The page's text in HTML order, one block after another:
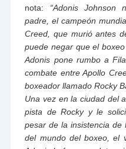
nota: “Adonis Johnson
padre, el campeón
Creed, que murió antes
puede negar que el
Adonis pone rumbo a
combate entre Apollo
boxeador llamado Rocky
Una vez en la ciudad del
pista de Rocky y le
pesar de la insistencia de
del mundo del boxeo, el